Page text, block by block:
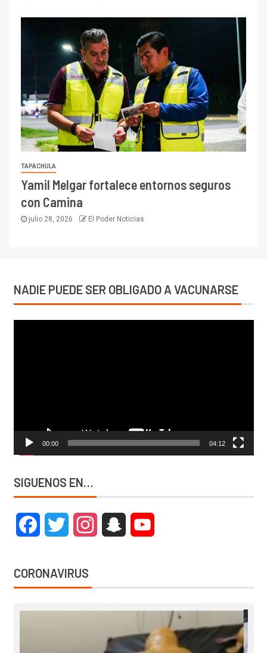
TAPACHULA
Yamil Melgar fortalece entornos seguros
con Camina
julio 28, 2026 El Poder Noticias
NADIE PUEDE SER OBLIGADO A VACUNARSE
00:00 04:12
SIGUENOS EN…
FacebookTwitter InstagramSnapchat
CORONAVIRUS